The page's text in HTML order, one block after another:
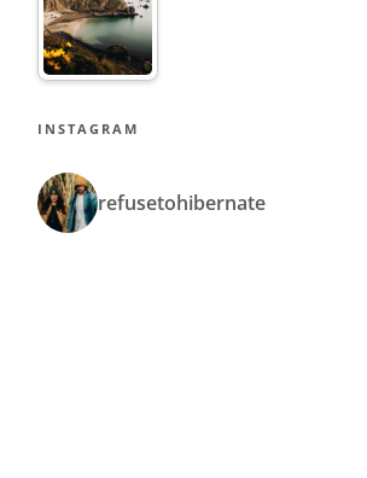
INSTAGRAM
refusetohibernate